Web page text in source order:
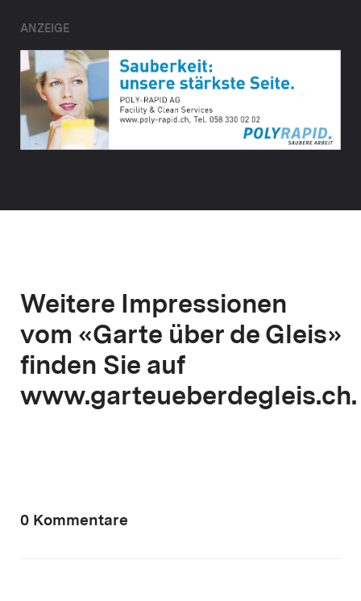
ANZEIGE
Weitere Impressionen
vom «Garte über de Gleis»
finden Sie auf
www.garteueberdegleis.ch.
0 Kommentare